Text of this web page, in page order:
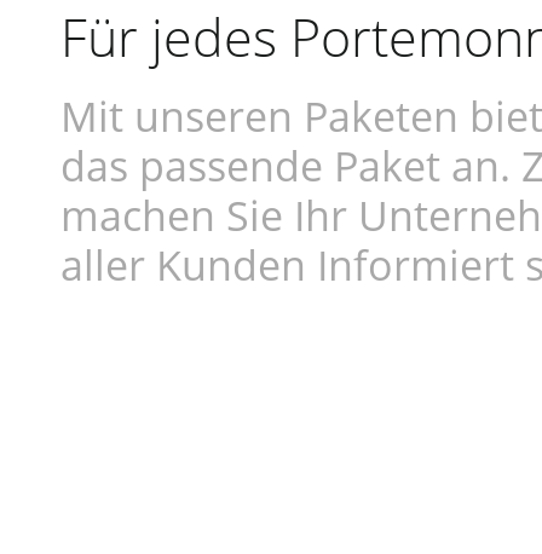
Für jedes
Mit unseren Paketen
das passende Paket an.
machen Sie Ihr
aller Kunden Informiert